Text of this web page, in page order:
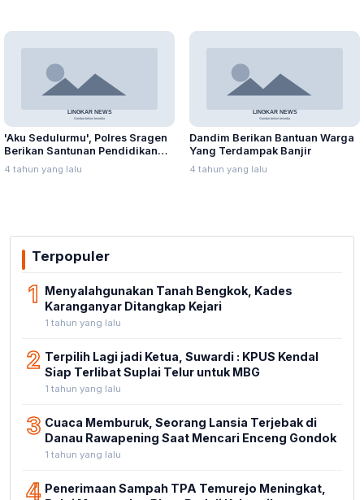
'Aku Sedulurmu', Polres Sragen
Berikan Santunan Pendidikan
Anak Yatim Piatu
4 tahun yang lalu
Dandim Berikan Bantuan Warga
Yang Terdampak Banjir
4 tahun yang lalu
Terpopuler
1 Menyalahgunakan Tanah Bengkok, Kades
Karanganyar Ditangkap Kejari
1 tahun yang lalu
2 Terpilih Lagi jadi Ketua, Suwardi : KPUS Kendal
Siap Terlibat Suplai Telur untuk MBG
1 tahun yang lalu
3 Cuaca Memburuk, Seorang Lansia Terjebak di
Danau Rawapening Saat Mencari Enceng Gondok
1 tahun yang lalu
4 Penerimaan Sampah TPA Temurejo Meningkat,